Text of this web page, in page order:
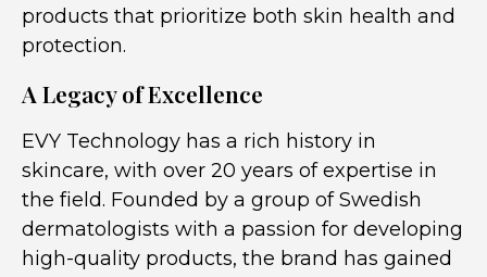
products that prioritize both skin health and
protection.
A Legacy of Excellence
EVY Technology has a rich history in
skincare, with over 20 years of expertise in
the field. Founded by a group of Swedish
dermatologists with a passion for developing
high-quality products, the brand has gained